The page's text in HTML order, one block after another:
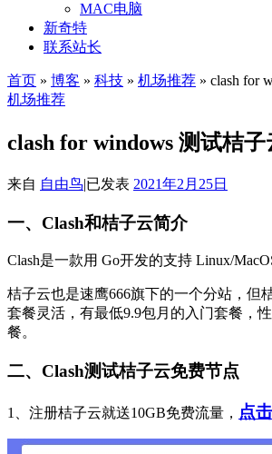
MAC电脑
新奇特
联系站长
首页 » 博客 » 科技 » 机场推荐 » clash for
机场推荐
clash for windows 测试桔
来自 自由鸟|已发表 2021年2月25日
一、Clash和桔子云简介
Clash是一款用 Go开发的支持 Linux/
桔子云也是速鹰666旗下的一个分站，但
套餐灵活，有最低9.9包月的入门套餐，
餐。
二、Clash测试桔子云免费节点
1、注册桔子云就送10GB免费流量， 点